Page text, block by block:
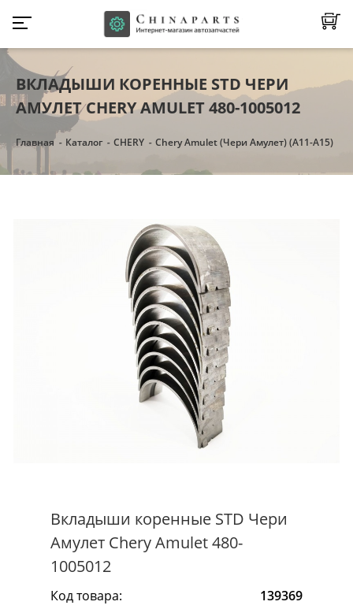
ВКЛАДЫШИ КОРЕННЫЕ STD ЧЕРИ
АМУЛЕТ CHERY AMULET 480-1005012
Главная Каталог CHERY Chery Amulet (Чери Амулет) (А11-А15)
Вкладыши коренные STD Чери
Амулет Chery Amulet 480-
1005012
Код товара:
139369